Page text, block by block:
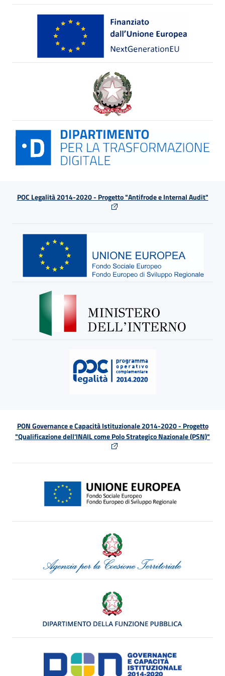
POC Legalità 2014-2020 - Progetto "Antifrode e Internal Audit"
PON Governance e Capacità Istituzionale 2014-2020 - Progetto
"Qualificazione dell'INAIL come Polo Strategico Nazionale (PSN)"